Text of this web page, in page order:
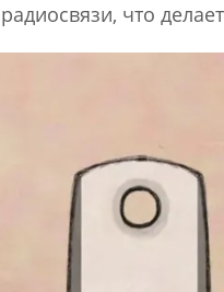
радиосвязи, что